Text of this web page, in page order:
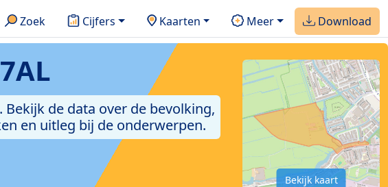
Zoek Cijfers Kaarten Meer Download
de data over de bevolking,
en uitleg bij de onderwerpen.
Bekijk kaart